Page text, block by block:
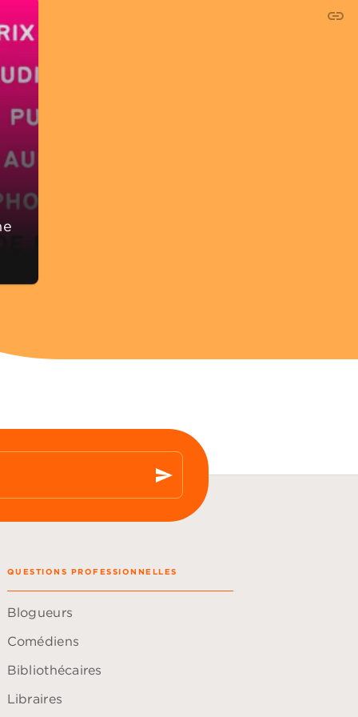
link
send
QUESTIONS PROFESSIONNELLES
Blogueurs
Comédiens
Bibliothécaires
Libraires